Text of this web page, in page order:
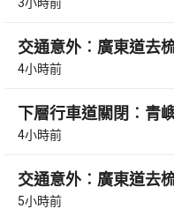
交通意外︰廣東道去
4小時前
下層行車道關閉︰青
4小時前
交通意外︰廣東道去
5小時前